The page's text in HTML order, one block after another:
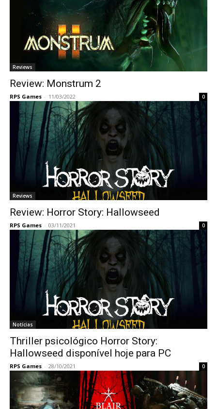
Reviews
Review: Monstrum 2
RPS Games - 11/03/2022 0
Reviews
Review: Horror Story: Hallowseed
RPS Games - 03/11/2021 0
Notícias
Thriller psicológico Horror Story:
Hallowseed disponível hoje para PC
RPS Games - 28/10/2021 0